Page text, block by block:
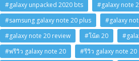
#galaxy unpacked 2020 bts
#galaxy note
#samsung galaxy note 20 plus
#galaxy
#galaxy note 20 review
#โน้ต 20
#พรีวิว galaxy note 20
#รีวิว galaxy note 20